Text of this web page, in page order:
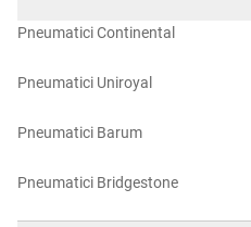
Pneumatici Continental
Pneumatici Uniroyal
Pneumatici Barum
Pneumatici Bridgestone